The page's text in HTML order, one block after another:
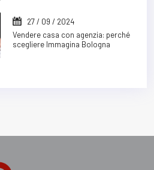
27 / 09 / 2024
Vendere casa con agenzia: perché
scegliere Immagina Bologna